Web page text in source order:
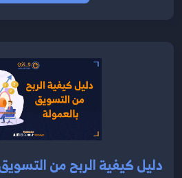
دليل كيفية الربح من التسويق